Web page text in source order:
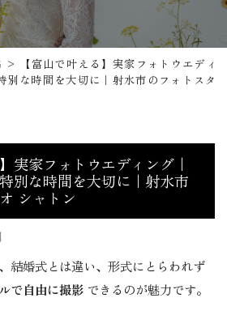
>
【富山で叶える】実家フォトウエディ
別な時間を大切に｜射水市のフォトスタ
実家フォトウエディング｜
別な時間を大切に｜射水市
シャトン
結婚式とは違い、形式にとらわれず
で自由に撮影できるのが魅力です。